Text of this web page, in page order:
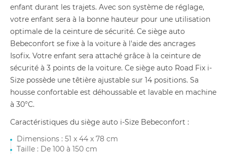
enfant durant les trajets. Avec son système de réglage,
votre enfant sera à la bonne hauteur pour une utilisation
optimale de la ceinture de sécurité. Ce siège auto
Bebeconfort se fixe à la voiture à l'aide des ancrages
Isofix. Votre enfant sera attaché grâce à la ceinture de
sécurité à 3 points de la voiture. Ce siège auto Road Fix i-
Size possède une têtière ajustable sur 14 positions. Sa
housse confortable est déhoussable et lavable en machine
à 30°C.
Caractéristiques du siège auto i-Size Bebeconfort :
Dimensions : 51 x 44 x 78 cm
Taille : De 100 à 150 cm